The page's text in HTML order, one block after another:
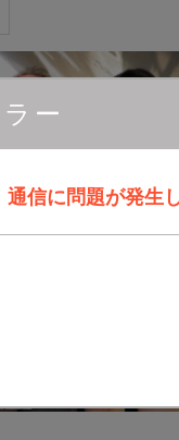
ー
通信に問題が発生